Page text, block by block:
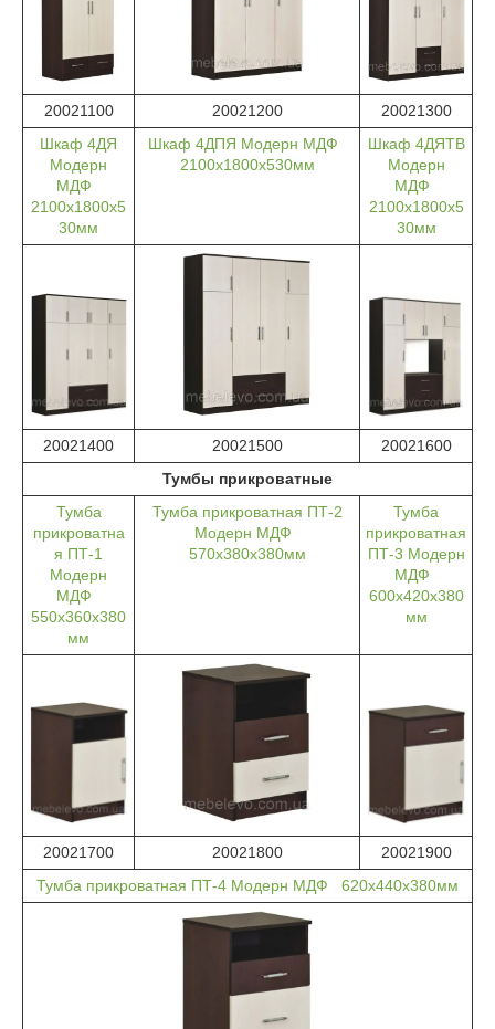
20021100 20021200
20021300
Шкаф 4ДЯ
Модерн
МДФ
2100х1800х5
30мм
Шкаф 4ДПЯ Модерн МДФ
2100х1800х530мм
Шкаф 4ДЯТВ
Модерн
МДФ
2100х1800х5
30мм
20021400 20021500
20021600
Тумбы прикроватные
Тумба
прикроватна
я ПТ-1
Модерн
МДФ
550х360х380
мм
Тумба прикроватная ПТ-2
Модерн МДФ
570х380х380мм
Тумба
прикроватная
ПТ-3 Модерн
МДФ
600х420х380
мм
20021700 20021800
20021900
Тумба прикроватная ПТ-4 Модерн МДФ 620х440х380мм